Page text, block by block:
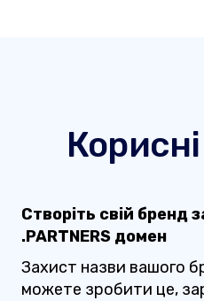
Створіть свій бренд
.PARTNERS домен
Захист назви вашого
можете зробити це,